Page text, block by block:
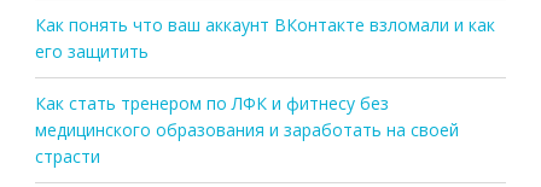
Как понять что ваш аккаунт ВКонтакте взломали и как
его защитить
Как стать тренером по ЛФК и фитнесу без
медицинского образования и заработать на своей
страсти